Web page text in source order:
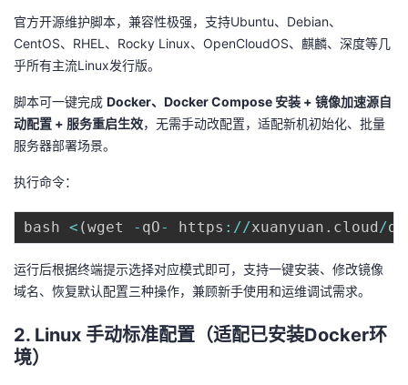
藏
官方开源维护脚本，兼容性极强，支持Ubuntu、Debian、
CentOS、RHEL、Rocky Linux、OpenCloudOS、麒麟、深度等几
乎所有主流Linux发行版。
脚本可一键完成 Docker、Docker Compose 安装 + 镜像加速源自
动配置 + 服务重启生效，无需手动改配置，适配新机初始化、批量
服务器部署场景。
执行命令：
bash < (wget - qO- https : //xuanyuan . cloud /
运行后根据终端提示选择对应模式即可，支持一键安装、修改镜像
域名、恢复默认配置三种操作，兼顾新手使用和运维调试需求。
2. Linux 手动标准配置（适配已安装Docker环
境）